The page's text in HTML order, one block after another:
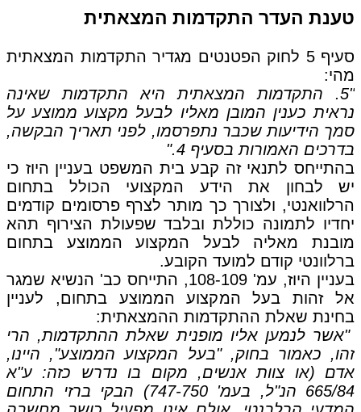
טענת העדר התקדמות המצאתית
סעיף 5 לחוק הפטנטים מגדיר התקדמות המצאתית
מהי:
"5. התקדמות המצאתית היא התקדמות שאינה
נראית כענין המובן מאליו לבעל מקצוע ממוצע על
סמך הידיעות שכבר נתפרסמו, לפני תאריך הבקשה,
בדרכים האמורות בסעיף 4."
בהתייחס לתנאי זה קבע בית המשפט בעניין היוז כי
יש לבחון את הידע המקצועי הכולל בתחום
הרלוואנטי, ולצורך כך מותר לצרף פרסומים קודמים
יחדיו לתמונה כוללת ובלבד שפעולת הצירוף תהא
מובנת מאליה לבעל המקצוע הממוצע בתחום
ברלוונטי קודם למועד הקובע.
בעניין היוז, עמ' 108-109, התייחס כב' הנשיא שמגר
אל זהות בעל המקצוע הממוצע בתחום, לעניין
בחינת שאלת ההתקדמות ההמצאתית:
"אשר לנמען אליו מופנית שאלת ההתקדמות, הרי
זהו, כאמור בחוק, "בעל המקצוע הממוצע", היינו,
אדם (או צוות אנשים, מקום בו נדרש כזה: ע"א
665/84 הנ"ל, בעמ' 747-750) הבקי ברזי התחום